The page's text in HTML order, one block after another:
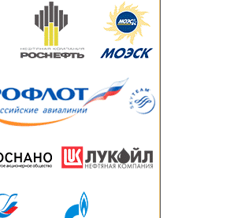
контейнере 2700 кВА на
завод